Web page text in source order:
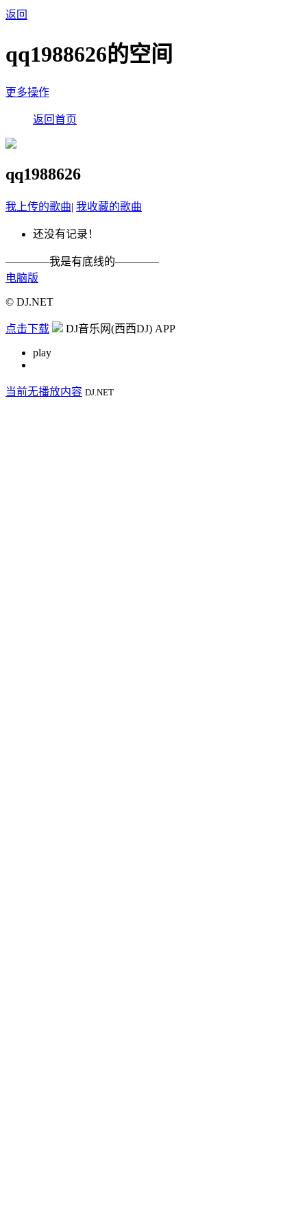
返回
qq1988626的空间
更多操作
返回首页
qq1988626
我上传的歌曲| 我收藏的歌曲
还没有记录！
————我是有底线的————
电脑版
© DJ.NET
点击下载 DJ音乐网(西西DJ) APP
play
当前无播放内容 DJ.NET